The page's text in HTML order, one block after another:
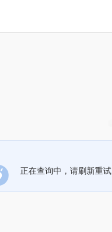
正在查询中，请刷新重试